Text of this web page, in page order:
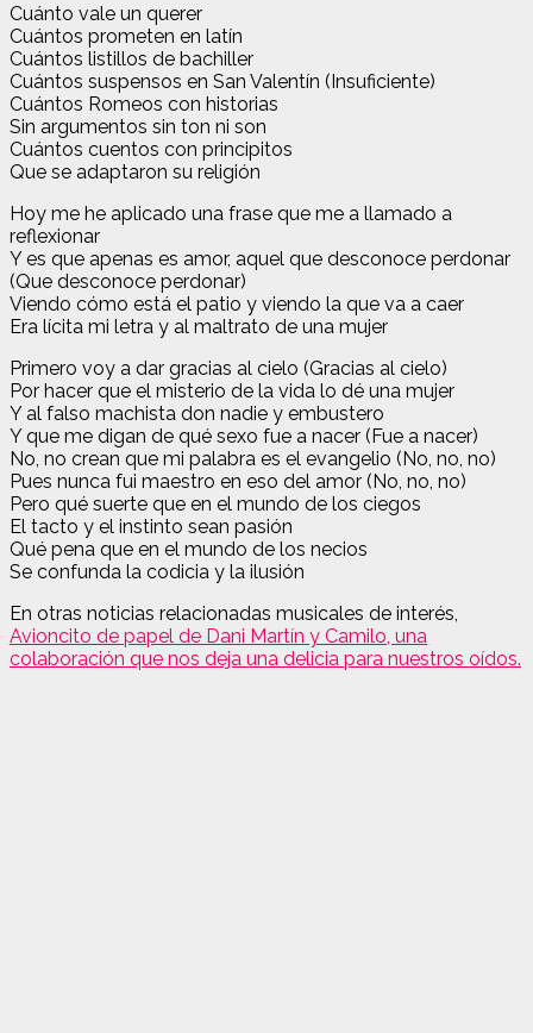
Cuánto vale un querer
Cuántos prometen en latín
Cuántos listillos de bachiller
Cuántos suspensos en San Valentín (Insuficiente)
Cuántos Romeos con historias
Sin argumentos sin ton ni son
Cuántos cuentos con principitos
Que se adaptaron su religión
Hoy me he aplicado una frase que me a llamado a
reflexionar
Y es que apenas es amor, aquel que desconoce perdonar
(Que desconoce perdonar)
Viendo cómo está el patio y viendo la que va a caer
Era lícita mi letra y al maltrato de una mujer
Primero voy a dar gracias al cielo (Gracias al cielo)
Por hacer que el misterio de la vida lo dé una mujer
Y al falso machista don nadie y embustero
Y que me digan de qué sexo fue a nacer (Fue a nacer)
No, no crean que mi palabra es el evangelio (No, no, no)
Pues nunca fui maestro en eso del amor (No, no, no)
Pero qué suerte que en el mundo de los ciegos
El tacto y el instinto sean pasión
Qué pena que en el mundo de los necios
Se confunda la codicia y la ilusión
En otras noticias relacionadas musicales de interés,
Avioncito de papel de Dani Martín y Camilo, una
colaboración que nos deja una delicia para nuestros oídos.